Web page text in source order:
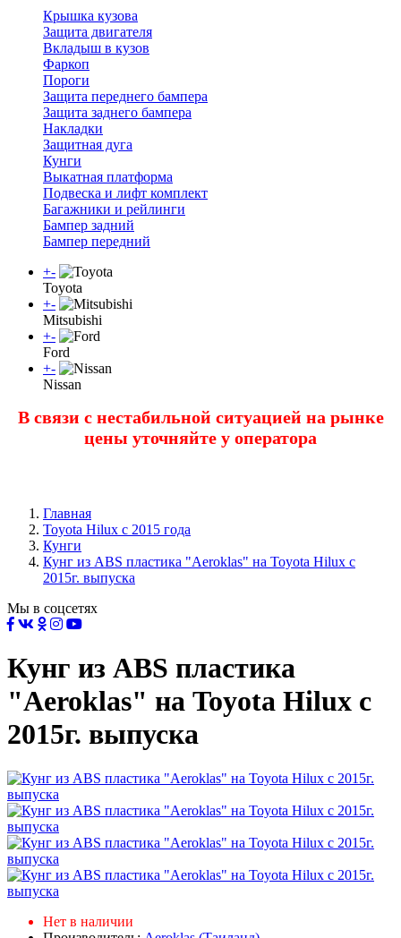
Крышка кузова
Защита двигателя
Вкладыш в кузов
Фаркоп
Пороги
Защита переднего бампера
Защита заднего бампера
Накладки
Защитная дуга
Кунги
Выкатная платформа
Подвеска и лифт комплект
Багажники и рейлинги
Бампер задний
Бампер передний
+-
Toyota
+-
Mitsubishi
+-
Ford
+-
Nissan
В связи с нестабильной ситуацией на рынке
цены уточняйте у оператора
Главная
Toyota Нilux с 2015 года
Кунги
Кунг из ABS пластика "Aeroklas" на Toyota Hilux с
2015г. выпуска
Мы в соцсетях
Кунг из ABS пластика
"Aeroklas" на Toyota Hilux с
2015г. выпуска
Нет в наличии